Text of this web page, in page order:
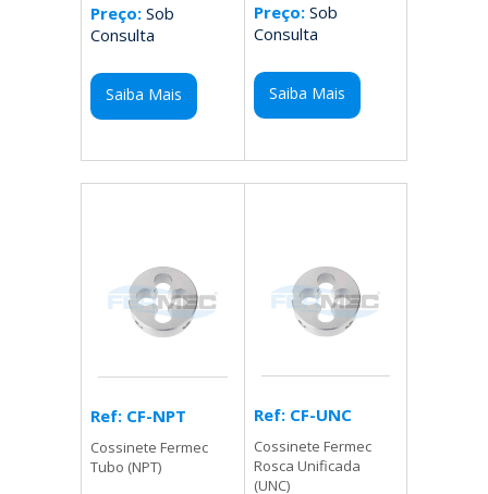
Preço: Sob
Consulta
Saiba Mais
Preço:Sob
Consulta
Saiba Mais
Ref: CF-NPT
Cossinete Fermec
Tubo (NPT)
Ref: CF-UNC
Cossinete Fermec
Rosca Unificada
(UNC)